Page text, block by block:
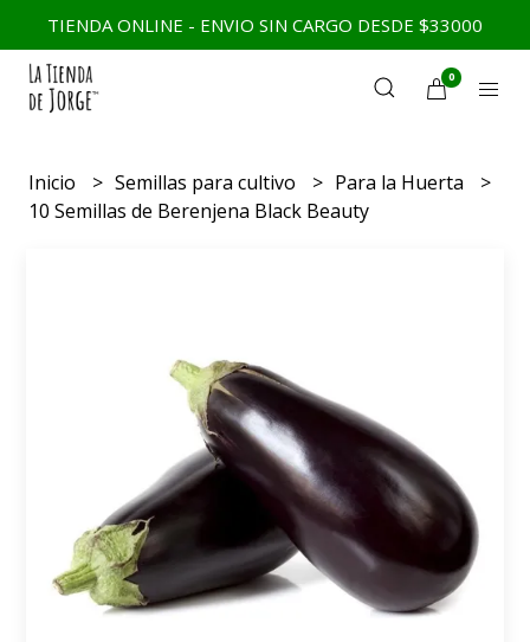
TIENDA ONLINE - ENVIO SIN CARGO DESDE $33000
0
Inicio Semillas para cultivo
Para la Huerta
10 Semillas de Berenjena Black Beauty